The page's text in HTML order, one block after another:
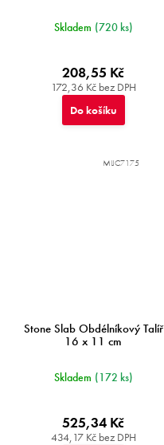
Skladem (720 ks)
172,36 Kč bez DPH
208,55 Kč
Do košíku
Stone Slab Obdélníkový Talíř
16 x 11 cm
Skladem (172 ks)
434,17 Kč bez DPH
525,34 Kč
MIJC7175